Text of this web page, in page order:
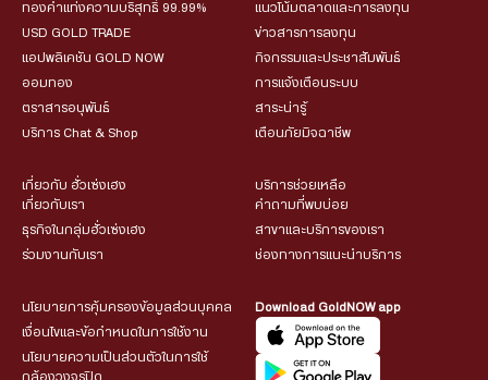
ทองคำแท่งความบริสุทธิ์ 99.99%
USD GOLD TRADE
แอปพลิเคชัน GOLD NOW
ออมทอง
ตราสารอนุพันธ์
บริการ Chat & Shop
แนวโน้มตลาดและการลงทุน
ข่าวสารการลงทุน
กิจกรรมและประชาสัมพันธ์
การแจ้งเตือนระบบ
สาระน่ารู้
เตือนภัยมิจฉาชีพ
เกี่ยวกับ ฮั่วเซ่งเฮง
เกี่ยวกับเรา
ธุรกิจในกลุ่มฮั่วเซ่งเฮง
ร่วมงานกับเรา
บริการช่วยเหลือ
คำถามที่พบบ่อย
สาขาและบริการของเรา
ช่องทางการแนะนำบริการ
นโยบายการคุ้มครองข้อมูลส่วนบุคคล
เงื่อนไขและข้อกำหนดในการใช้งาน
นโยบายความเป็นส่วนตัวในการใช้
กล้องวงจรปิด
Download GoldNOW app